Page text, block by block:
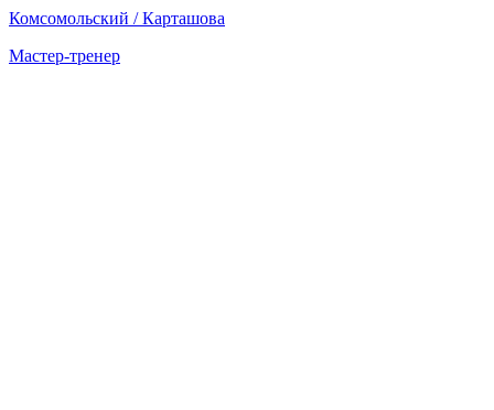
Комсомольский / Карташова
Мастер-тренер